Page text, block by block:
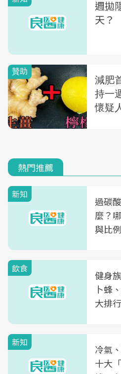
週拋
天？
熱門推薦
新知
過碳
麼？
與比
飲食
健身
卜蜂
大排
新知
冷氣
十大